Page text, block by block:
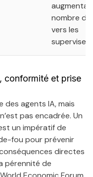
nombre
vers les
conformité et prise
des agents IA, mais
pas encadrée. Un
un impératif de
fou pour prévenir
directes
pérennité de